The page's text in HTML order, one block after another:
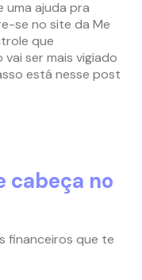
uma ajuda pra
se no site da Me
que
ser mais vigiado
está nesse post
cabeça no
financeiros que te